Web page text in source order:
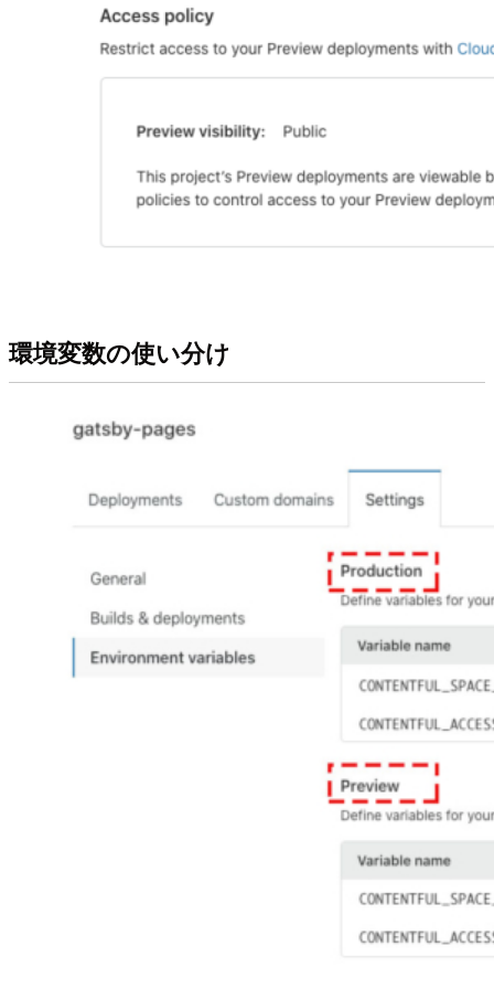
環境変数の使い分け